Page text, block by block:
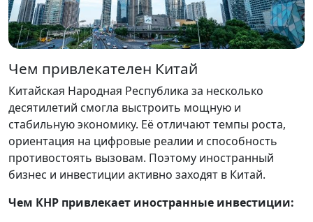
Чем привлекателен Китай
Китайская Народная Республика за несколько
десятилетий смогла выстроить мощную и
стабильную экономику. Её отличают темпы роста,
ориентация на цифровые реалии и способность
противостоять вызовам. Поэтому иностранный
бизнес и инвестиции активно заходят в Китай.
Чем КНР привлекает иностранные инвестиции: